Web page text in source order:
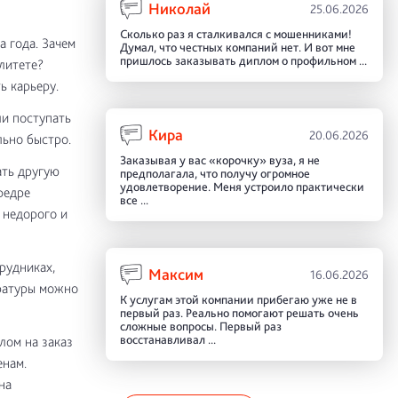
года. Зачем
карьеру.
поступать
быстро.
другую
и
можно
на заказ
Николай 25.06.2026
Сколько раз я сталкивался с мошенниками!
Думал, что честных компаний нет. И вот мне
пришлось заказывать диплом о профильном ...
Кира 20.06.2026
Заказывая у вас «корочку» вуза, я не
предполагала, что получу огромное
удовлетворение. Меня устроило практически
все ...
Максим 16.06.2026
К услугам этой компании прибегаю уже не в
первый раз. Реально помогают решать очень
сложные вопросы. Первый раз
восстанавливал ...